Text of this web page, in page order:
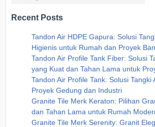
Recent Posts
Tandon Air HDPE Gapura: Solusi
Higienis untuk Rumah dan Proyek
Tandon Air Profile Tank Fiber: Solusi
yang Kuat dan Tahan Lama untuk
Tandon Air Profile Tank: Solusi Tangki
Proyek Gedung dan Industri
Granite Tile Merk Keraton: Pilihan
dan Tahan Lama untuk Rumah
Granite Tile Merk Serenity: Granit